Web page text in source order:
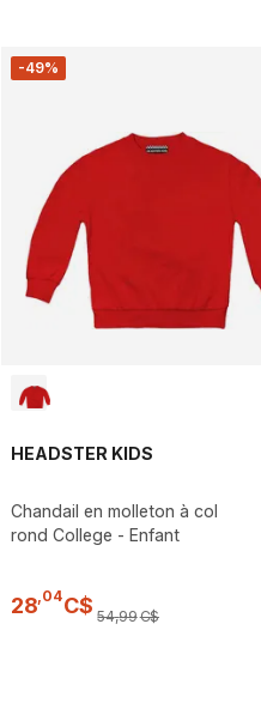
-49%
HEADSTER KIDS
Chandail en molleton à col
rond College - Enfant
28,04C$ 54,99C$